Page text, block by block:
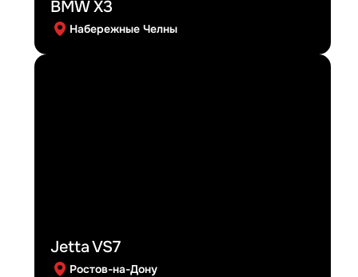
BMW X3
Набережные Челны
Jetta VS7
Ростов-на-Дону